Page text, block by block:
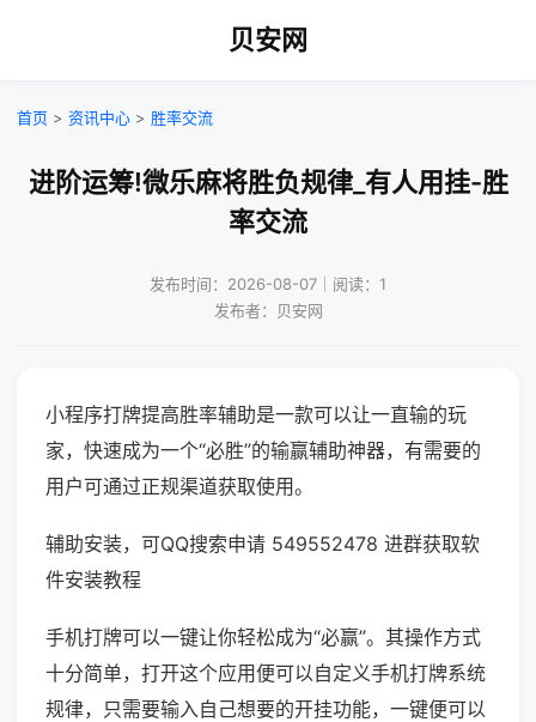
贝安网
首页 > 资讯中心 > 胜率交流
进阶运筹!微乐麻将胜负规律_有人用挂-胜
率交流
发布时间：2026-08-07｜阅读：1
发布者：贝安网
小程序打牌提高胜率辅助是一款可以让一直输的玩
家，快速成为一个“必胜”的输赢辅助神器，有需要的
用户可通过正规渠道获取使用。
辅助安装，可QQ搜索申请 549552478 进群获取软
件安装教程
手机打牌可以一键让你轻松成为“必赢”。其操作方式
十分简单，打开这个应用便可以自定义手机打牌系统
规律，只需要输入自己想要的开挂功能，一键便可以